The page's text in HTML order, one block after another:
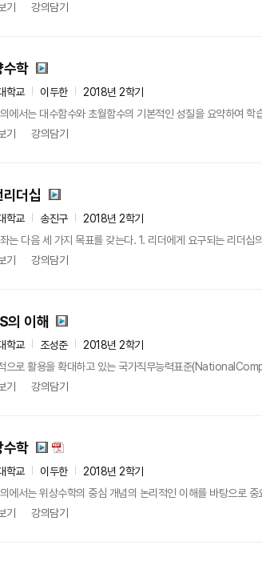
기
강의담기
수학
학교 이두한
2018년 2학기
에서는 대수함수와 초월함수의 기본적인 성질을 요약하여
기
강의담기
더십
학교 송진구
2018년 2학기
는 다음 세 가지 목표를 갖는다. 1. 리더에게 요구되는 리더
기
강의담기
의 이해
학교 조성준
2018년 2학기
으로 활용을 확대하고 있는 국가직무능력표준
기
강의담기
수학
학교 이두한
2018년 2학기
에서는 위상수학의 중심 개념의 논리적인 이해를 바탕으로
기
강의담기